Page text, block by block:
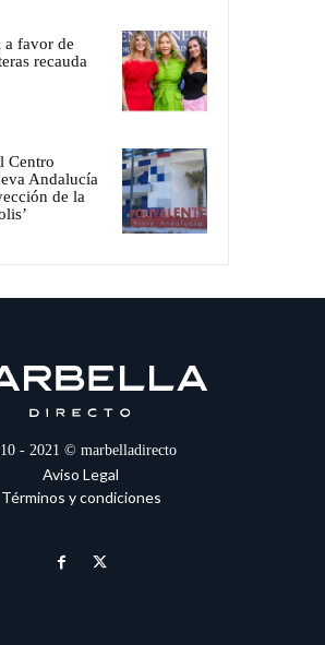
a favor de
recauda
Centro
Andalucía
de la
- 2021 © marbelladirecto
Aviso Legal
Términos y condiciones